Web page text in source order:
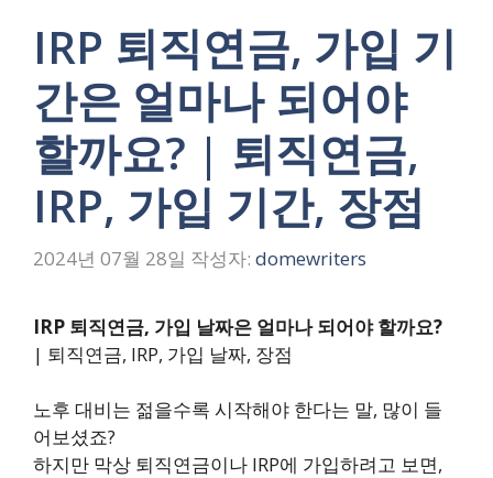
IRP 퇴직연금, 가입 기
간은 얼마나 되어야
할까요? | 퇴직연금,
IRP, 가입 기간, 장점
2024년 07월 28일 작성자: domewriters
IRP 퇴직연금, 가입 날짜은 얼마나 되어야 할까요?
| 퇴직연금, IRP, 가입 날짜, 장점
노후 대비는 젊을수록 시작해야 한다는 말, 많이 들
어보셨죠?
하지만 막상 퇴직연금이나 IRP에 가입하려고 보면,